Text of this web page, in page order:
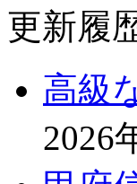
更新履
高級
2026